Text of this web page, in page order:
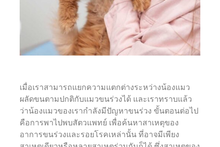
เมื่อเราสามารถแยกความแตกต่างระหว่างน้องแมว
ผลัดขนตามปกติกับแมวขนร่วงได้ และเราทราบแล้ว
ว่าน้องแมวของเรากำลังมีปัญหาขนร่วง ขั้นตอนต่อไป
คือการพาไปพบสัตวแพทย์ เพื่อค้นหาสาเหตุของ
อาการขนร่วงและรอยโรคเหล่านั้น ที่อาจมีเพียง